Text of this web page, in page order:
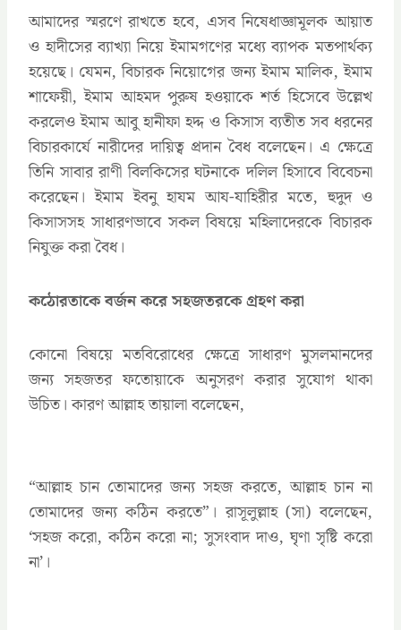
আমাদের স্মরণে রাখতে হবে, এসব নিষেধাজ্ঞামূলক আয়াত
ও হাদীসের ব্যাখ্যা নিয়ে ইমামগণের মধ্যে ব্যাপক মতপার্থক্য
হয়েছে। যেমন, বিচারক নিয়োগের জন্য ইমাম মালিক, ইমাম
শাফেয়ী, ইমাম আহমদ পুরুষ হওয়াকে শর্ত হিসেবে উল্লেখ
করলেও ইমাম আবু হানীফা হদ্দ ও কিসাস ব্যতীত সব ধরনের
বিচারকার্যে নারীদের দায়িত্ব প্রদান বৈধ বলেছেন। এ ক্ষেত্রে
তিনি সাবার রাণী বিলকিসের ঘটনাকে দলিল হিসাবে বিবেচনা
করেছেন। ইমাম ইবনু হাযম আয-যাহিরীর মতে, হুদুদ ও
কিসাসসহ সাধারণভাবে সকল বিষয়ে মহিলাদেরকে বিচারক
নিযুক্ত করা বৈধ।
কঠোরতাকে বর্জন করে সহজতরকে গ্রহণ করা
কোনো বিষয়ে মতবিরোধের ক্ষেত্রে সাধারণ মুসলমানদের
জন্য সহজতর ফতোয়াকে অনুসরণ করার সুযোগ থাকা
উচিত। কারণ আল্লাহ তায়ালা বলেছেন,
“আল্লাহ চান তোমাদের জন্য সহজ করতে, আল্লাহ চান না
তোমাদের জন্য কঠিন করতে”। রাসূলুল্লাহ (সা) বলেছেন,
‘সহজ করো, কঠিন করো না; সুসংবাদ দাও, ঘৃণা সৃষ্টি করো
না’।